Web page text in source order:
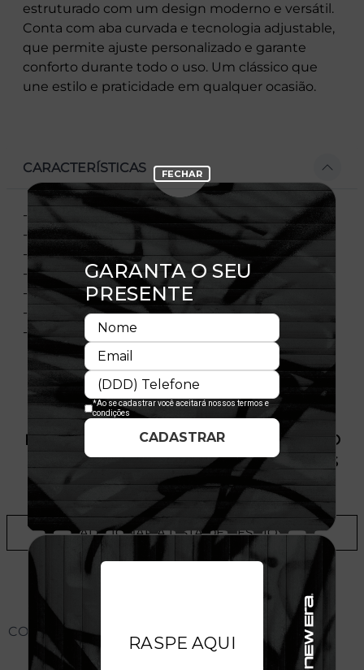
estruturado com um design moderno e versátil.
Conta com aba curvada e tecnologia adjustable,
que permite ajuste personalizado e garante
conforto durante todo o uso. Um clássico que
une estilo e praticidade em qualquer ocasião.
CARACTERÍSTICAS
- Modelo Ajustável
- Aba curva
- Copa estruturada
- Flag bordada no lado esquerdo
- Importado
- Licença Oficial
- Composição:100% Algodão
PRODUTO SEM ESTOQUE DÍSPONÍVEL NO
SITE, CONSULTE A DISPONIBILIDADE NAS
LOJAS
ADICIONAR A LISTA DE DESEJOS
CONHEÇA O MODELO DO BONÉ